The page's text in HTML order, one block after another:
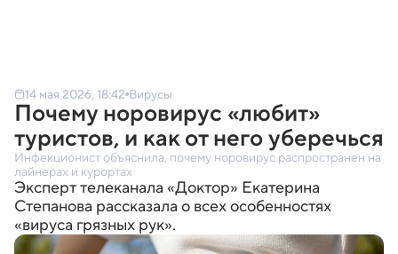
14 мая 2026, 18:42 Вирусы
Почему норовирус «любит»
туристов, и как от него уберечься
Инфекционист объяснила, почему норовирус распространен на
лайнерах и курортах
Эксперт телеканала «Доктор» Екатерина
Степанова рассказала о всех особенностях
«вируса грязных рук».